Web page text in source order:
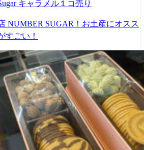
NUMBER SUGAR！お土産にオスス
すごい！